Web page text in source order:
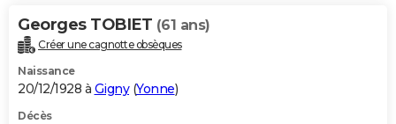
Georges TOBIET (61 ans)
Créer une cagnotte obsèques
Naissance
20/12/1928 à Gigny(Yonne)
Décès